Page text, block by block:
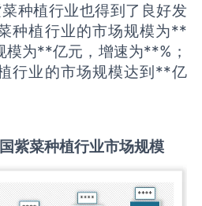
种植行业也得到了良好发
种植行业的市场规模为**
为**亿元，增速为**%；
行业的市场规模达到**亿
紫菜种植行业市场规模